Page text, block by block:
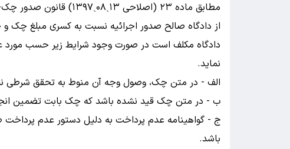
مطابق ماده ۲۳ (اصلاحی
از دادگاه صالح صدور اجرائیه نسبت به کسری مبلغ چک و
دادگاه مکلف است در صورت وجود شرایط زیر حسب مورد
نماید.
الف - در متن چک، وصول وجه آن منوط به تحقق شرطی
ب - در متن چک قید نشده باشد که چک بابت تضمین
باشد.